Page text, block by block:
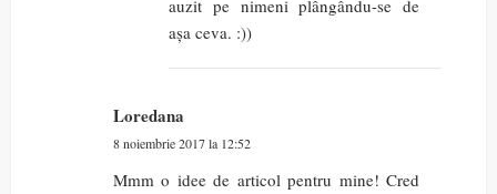
auzit pe nimeni plângându-se de
așa ceva. :))
Loredana
8 noiembrie 2017 la 12:52
Mmm o idee de articol pentru mine! Cred